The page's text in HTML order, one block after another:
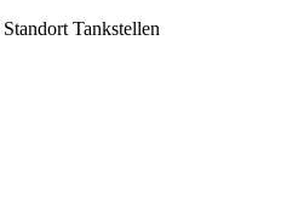
Standort Tankstellen